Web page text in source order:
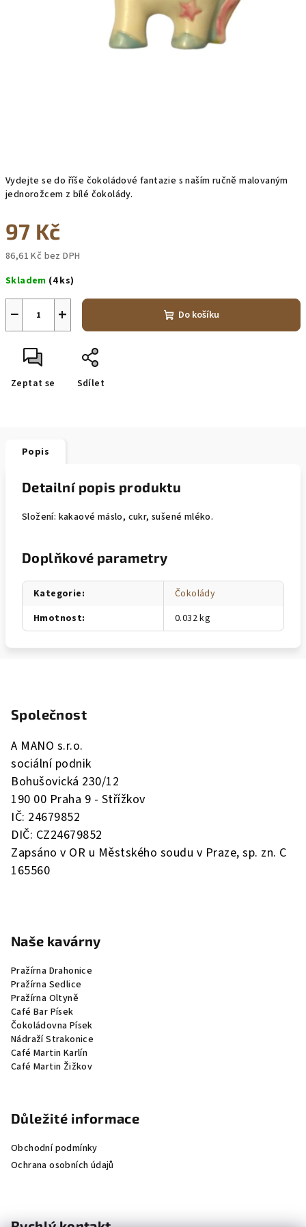
Vydejte se do říše čokoládové fantazie s naším ručně malovaným
jednorožcem z bílé čokolády.
97 Kč
86,61 Kč bez DPH
cena:
Skladem (4 ks)
+
− Do košíku
Zeptat se Sdílet
Popis
Detailní popis produktu
Složení: kakaové máslo, cukr, sušené mléko.
Doplňkové parametry
Kategorie:
Čokolády
Hmotnost: 0.032 kg
Společnost
A MANO s.r.o.
sociální podnik
Bohušovická 230/12
190 00 Praha 9 - Střížkov
IČ: 24679852
DIČ: CZ24679852
Zapsáno v OR u Městského soudu v Praze, sp. zn. C
165560
Naše kavárny
Pražírna Drahonice
Pražírna Sedlice
Pražírna Oltyně
Café Bar Písek
Čokoládovna Písek
Nádraží Strakonice
Café Martin Karlín
Café Martin Žižkov
Důležité informace
Obchodní podmínky
Ochrana osobních údajů